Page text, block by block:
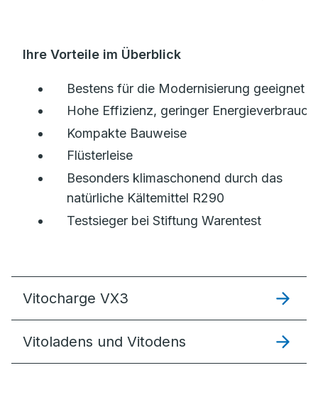
Ihre Vorteile im Überblick
Bestens für die Modernisierung geeignet
Hohe Effizienz, geringer Energieverbrauch
Kompakte Bauweise
Flüsterleise
Besonders klimaschonend durch das
natürliche Kältemittel R290
Testsieger bei Stiftung Warentest
Vitocharge VX3
Vitoladens und Vitodens